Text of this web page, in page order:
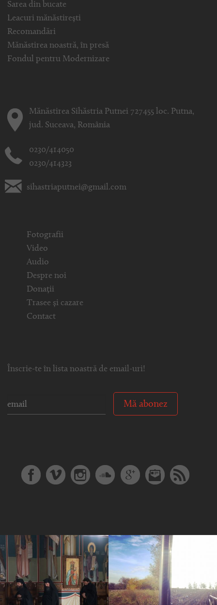
Sarea din bucate
Leacuri mănăstirești
Recomandări
Mănăstirea noastră, în presă
Fondul pentru Modernizare
Mănăstirea Sihăstria Putnei 727455 loc. Putna,
jud. Suceava, România
0230/414050
0230/414323
sihastriaputnei@gmail.com
Fotografii
Video
Audio
Despre noi
Donații
Trasee și cazare
Contact
Înscrie-te în lista noastră de email-uri!
Mă abonez